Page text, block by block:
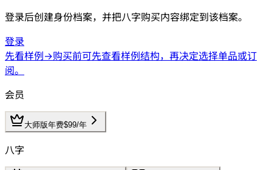
登录后创建身份档案，并把八字购买内容绑定到该档案。
登录
先看样例→购买前可先查看样例结构，再决定选择单品或订
阅。
会员
大师版年费$99/年
八字